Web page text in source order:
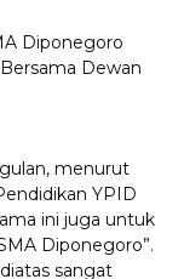
Diponegoro
Dewan
menurut
YPID
ini juga untuk
Diponegoro”.
sangat